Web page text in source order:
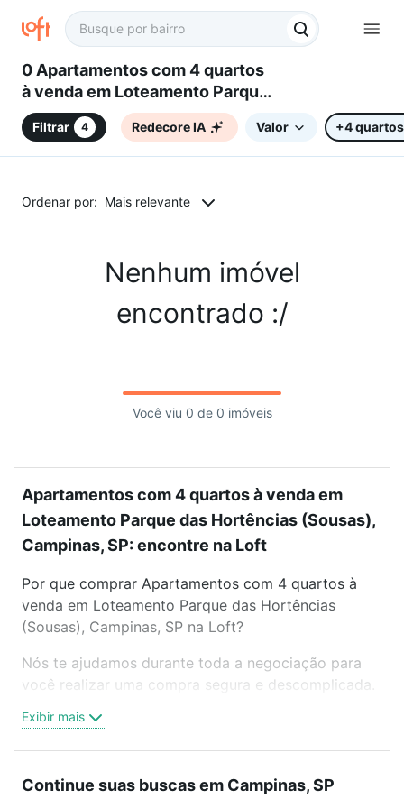
0 Apartamentos com 4 quartos
à venda em Loteamento Parque
das Hortências (Sousas),
Campinas, SP
Filtrar 4 Redecore IA Valor +4 quartos
Ordenar por: Mais relevante
Nenhum imóvel
encontrado :/
Você viu 0 de 0 imóveis
Apartamentos com 4 quartos à venda em
Loteamento Parque das Hortências (Sousas),
Campinas, SP: encontre na Loft
Por que comprar Apartamentos com 4 quartos à
venda em Loteamento Parque das Hortências
(Sousas), Campinas, SP na Loft?
Nós te ajudamos durante toda a negociação para
você realizar uma compra segura e descomplicada.
trabalho e do metrô, aqui você vai encontrar a
oferta ideal de Apartamentos com 4 quartos à
(Sousas), Campinas, SP para conquistar seu sonho.
Exibir mais
Continue suas buscas em Campinas, SP